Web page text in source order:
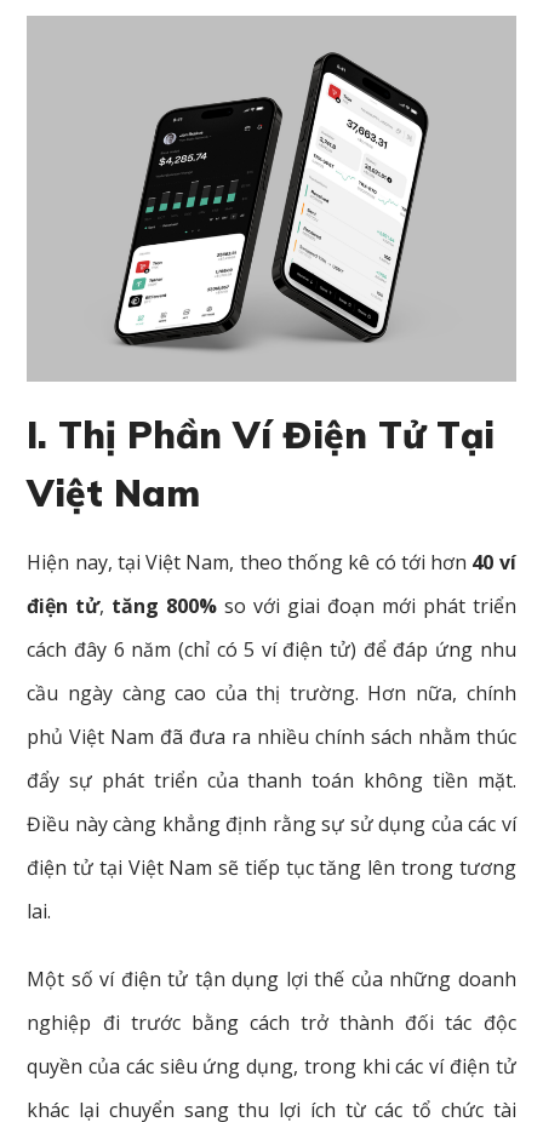
I. Thị Phần Ví Điện Tử Tại
Việt Nam
Hiện nay, tại Việt Nam, theo thống kê có tới hơn 40 ví
điện tử, tăng 800% so với giai đoạn mới phát triển
cách đây 6 năm (chỉ có 5 ví điện tử) để đáp ứng nhu
cầu ngày càng cao của thị trường. Hơn nữa, chính
phủ Việt Nam đã đưa ra nhiều chính sách nhằm thúc
đẩy sự phát triển của thanh toán không tiền mặt.
Điều này càng khẳng định rằng sự sử dụng của các ví
điện tử tại Việt Nam sẽ tiếp tục tăng lên trong tương
lai.
Một số ví điện tử tận dụng lợi thế của những doanh
nghiệp đi trước bằng cách trở thành đối tác độc
quyền của các siêu ứng dụng, trong khi các ví điện tử
khác lại chuyển sang thu lợi ích từ các tổ chức tài